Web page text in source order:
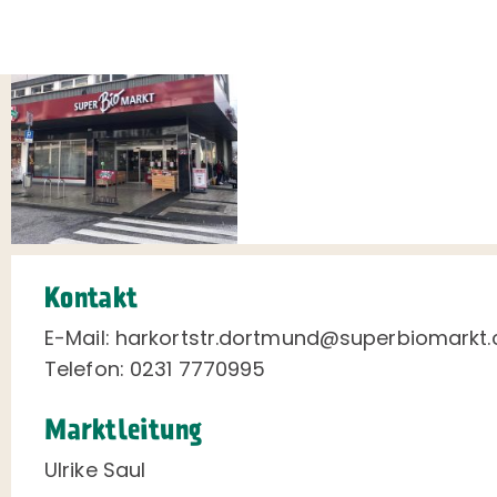
Kontakt
E-Mail:
Telefon: 0231 7770995
Marktleitung
Ulrike Saul